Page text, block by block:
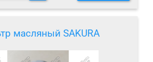
масляный SAKURA